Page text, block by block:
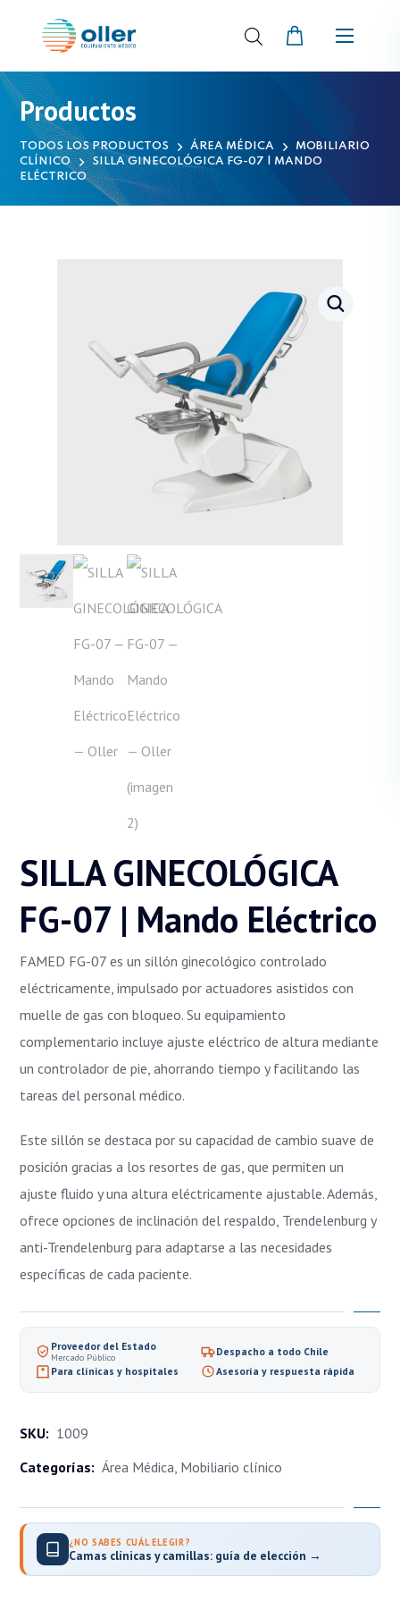
Productos
TODOS LOS PRODUCTOS ÁREA MÉDICA
MOBILIARIO
CLÍNICO
SILLA GINECOLÓGICA FG-07 | MANDO
ELÉCTRICO
SILLA GINECOLÓGICA
FG-07 | Mando Eléctrico
FAMED FG-07 es un sillón ginecológico controlado
eléctricamente, impulsado por actuadores asistidos con
muelle de gas con bloqueo. Su equipamiento
complementario incluye ajuste eléctrico de altura mediante
un controlador de pie, ahorrando tiempo y facilitando las
tareas del personal médico.
Este sillón se destaca por su capacidad de cambio suave de
posición gracias a los resortes de gas, que permiten un
ajuste fluido y una altura eléctricamente ajustable. Además,
ofrece opciones de inclinación del respaldo, Trendelenburg y
anti-Trendelenburg para adaptarse a las necesidades
específicas de cada paciente.
Proveedor del Estado
Mercado Público
Despacho a todo Chile
Para clínicas y hospitales
Asesoría y respuesta rápida
SKU: 1009
Categorías: Área Médica, Mobiliario clínico
¿NO SABES CUÁL ELEGIR?
Camas clínicas y camillas: guía de elección →